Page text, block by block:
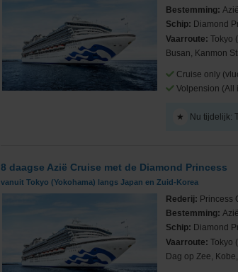
Bestemming:Azië
Schip: Diamond
Vaarroute:Tokyo
Busan, Kanmon
Cruise only
Volpension (All
★ Nu tijdelijk:
8 daagse Azië Cruise met de Diamond Princess
vanuit Tokyo (Yokohama) langs Japan en Zuid-Korea
Rederij: Princess
Bestemming:Azië
Schip: Diamond
Vaarroute:Tokyo
Dag op Zee,